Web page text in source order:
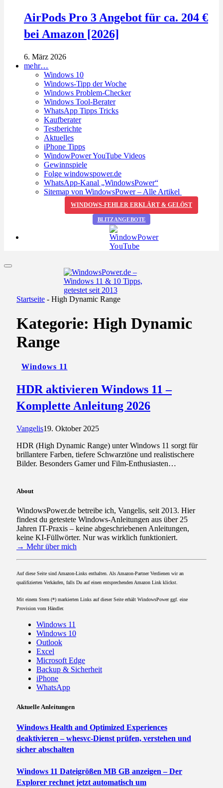
AirPods Pro 3 Angebot für ca. 204 €
bei Amazon [2026]
6. März 2026
mehr…
Windows 10
Windows-Tipp der Woche
Windows Problem-Checker
Windows Tool-Berater
WhatsApp Tipps Tricks
Kaufberater
Testberichte
Aktuelles
iPhone Tipps
WindowPower YouTube Videos
Gewinnspiele
Folge windowspower.de
WhatsApp-Kanal „WindowsPower“
Sitemap von WindowsPower – Alle Artikel
WINDOWS-FEHLER ERKLÄRT & GELÖST
BLITZANGEBOTE
Startseite - High Dynamic Range
Kategorie: High Dynamic
Range
Windows 11
HDR aktivieren Windows 11 –
Komplette Anleitung 2026
Vangelis19. Oktober 2025
HDR (High Dynamic Range) unter Windows 11 sorgt für
brillantere Farben, tiefere Schwarztöne und realistischere
Bilder. Besonders Gamer und Film-Enthusiasten…
About
WindowsPower.de betreibe ich, Vangelis, seit 2013. Hier
findest du getestete Windows-Anleitungen aus über 25
Jahren IT-Praxis – keine abgeschriebenen Anleitungen,
keine KI-Füllwörter. Nur was wirklich funktioniert.
→ Mehr über mich
Auf diese Seite sind Amazon-Links enthalten. Als Amazon-Partner Verdienen wir an
qualifizierten Verkäufen, falls Du auf einen entsprechenden Amazon Link klickst.
Mit einem Stern (*) markierten Links auf dieser Seite erhält WindowsPower ggf. eine
Provision vom Händler.
Windows 11
Windows 10
Outlook
Excel
Microsoft Edge
Backup & Sicherheit
iPhone
WhatsApp
Aktuelle Anleitungen
Windows Health and Optimized Experiences
deaktivieren – whesvc-Dienst prüfen, verstehen und
sicher abschalten
Windows 11 Dateigrößen MB GB anzeigen – Der
Explorer rechnet jetzt automatisch um